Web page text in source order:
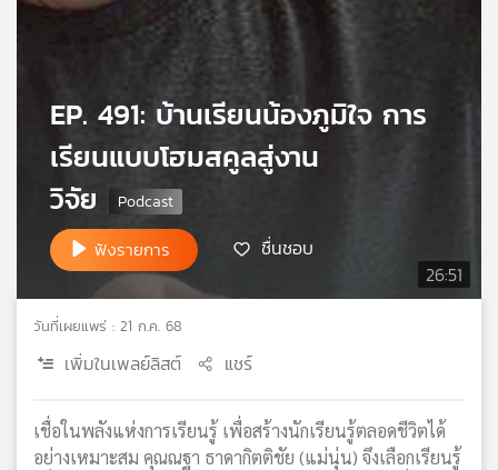
เกี่ยว
ข่าย
วิทยุ
ไทย
เอส
26:51
EP. 491: บ้านเรียนน้องภูมิใจ การ
เรียนแบบโฮมสคูลสู่งาน
วิจัย
ฟังรายการ ชื่นชอบ
วันที่เผยแพร่ : 21 ก.ค. 68
เพิ่มในเพลย์ลิสต์ แชร์
เชื่อในพลังแห่งการเรียนรู้ เพื่อสร้างนักเรียนรู้ตลอดชีวิตได้
อย่างเหมาะสม คุณณฐา ธาดากิตติชัย (แม่นุ่น) จึงเลือกเรียนรู้